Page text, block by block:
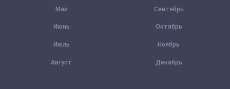
Май
Июнь
Июль
Август
Сентябрь
Октябрь
Ноябрь
Декабрь